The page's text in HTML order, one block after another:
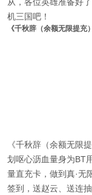
机三国吧！
《千秋辞（余额无限提充
《千秋辞（余额无限
划呕心沥血量身为BT
量直充卡，做到真·无
签到，送赵云、送连